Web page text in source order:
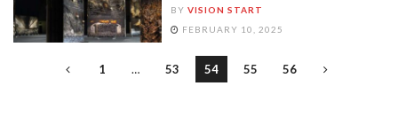
BY VISION START
FEBRUARY 10, 2025
1 … 53 54 55 56